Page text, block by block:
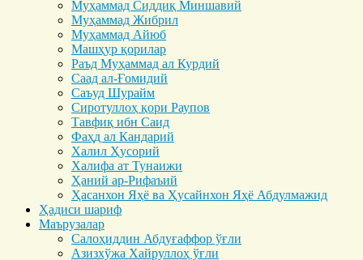
Муҳаммад Cиддиқ Миншавий
Муҳаммад Жибрил
Муҳаммад Айюб
Машҳур қорилар
Раъд Муҳаммад ал Курдий
Саад ал-Ғомидий
Саъуд Шурайм
Сиротуллоҳ қори Раупов
Тавфиқ ибн Саид
Фаҳд ал Кандарий
Халил Ҳусорий
Халифа ат Тунаижи
Ҳаний ар-Рифаъий
Ҳасанхон Яҳё ва Ҳусайнхон Яҳё Абдулмажид
Ҳадиси шариф
Маърузалар
Салоҳиддин Абдуғаффор ўғли
Азизхўжа Хайруллоҳ ўғли